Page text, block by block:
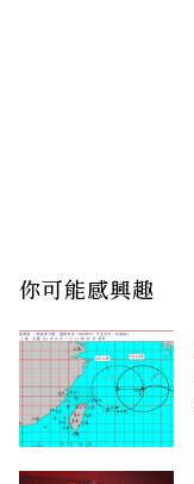
你可能感興趣